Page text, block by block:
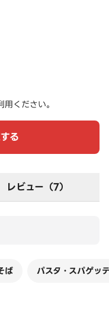
ください。
る
レビュー（7）
ば パスタ・スパゲッ